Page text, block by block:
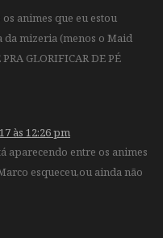
animes que eu estou
da mizeria (menos o Maid
GLORIFICAR DE PÉ
às 12:26 pm
aparecendo entre os animes
esqueceu,ou ainda não